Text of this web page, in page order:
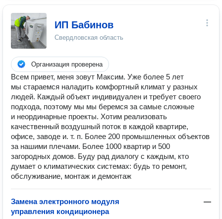
ИП Бабинов
Свердловская область
Организация проверена
Всем привет, меня зовут Максим. Уже более 5 лет
мы стараемся наладить комфортный климат у разных
людей. Каждый объект индивидуален и требует своего
подхода, поэтому мы мы беремся за самые сложные
и неординарные проекты. Хотим реализовать
качественный воздушный поток в каждой квартире,
офисе, заводе и. т. п. Более 200 промышленных объектов
за нашими плечами. Более 1000 квартир и 500
загородных домов. Буду рад диалогу с каждым, кто
думает о климатических системах: будь то ремонт,
обслуживание, монтаж и демонтаж
Замена электронного модуля
управления кондиционера
—